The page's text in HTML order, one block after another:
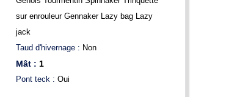
sur enrouleur Gennaker Lazy bag Lazy
jack
Taud d'hivernage : Non
Mât : 1
Pont teck : Oui